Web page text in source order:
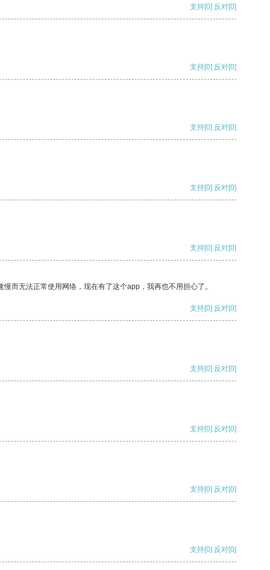
支持[0] 反对[0]
支持[0] 反对[0]
支持[0] 反对[0]
支持[0] 反对[0]
支持[0] 反对[0]
而无法正常使用网络，现在有了这个app，我再也不用担心了。
支持[0] 反对[0]
支持[0] 反对[0]
支持[0] 反对[0]
支持[0] 反对[0]
支持[0] 反对[0]